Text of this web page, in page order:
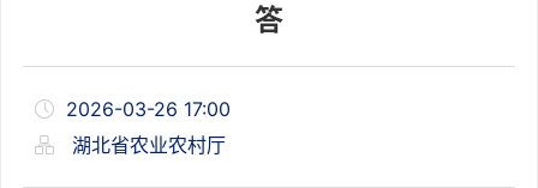
答
2026-03-26 17:00
湖北省农业农村厅